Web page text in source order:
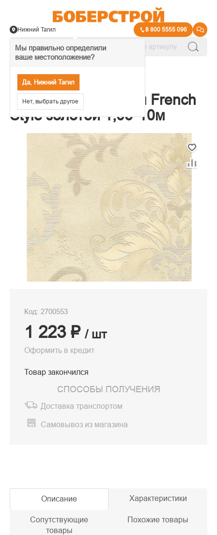
Мы правильно определили
ваше местоположение?
Да, Нижний Тагил
Нет, выбрать другое
Нижний Тагил 8 800 5555 096
Обои компакт.винил French
Style золотой 1,06*10м
Код: 2700553
1 223 ₽ / шт
Оформить в кредит
Товар закончился
СПОСОБЫ ПОЛУЧЕНИЯ
Доставка транспортом
Самовывоз из магазина
Описание Характеристики
Сопутствующие
товары
Похожие товары